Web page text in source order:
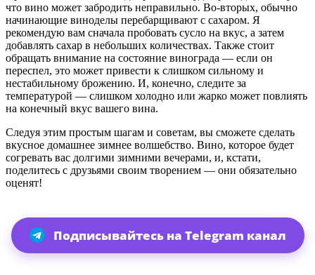
что вино может забродить неправильно. Во-вторых, обычно
начинающие виноделы перебарщивают с сахаром. Я
рекомендую вам сначала пробовать сусло на вкус, а затем
добавлять сахар в небольших количествах. Также стоит
обращать внимание на состояние винограда — если он
переспел, это может привести к слишком сильному и
нестабильному брожению. И, конечно, следите за
температурой — слишком холодно или жарко может повлиять
на конечный вкус вашего вина.
Следуя этим простым шагам и советам, вы сможете сделать
вкусное домашнее зимнее волшебство. Вино, которое будет
согревать вас долгими зимними вечерами, и, кстати,
поделитесь с друзьями своим творением — они обязательно
оценят!
Подписывайтесь на Telegram канал